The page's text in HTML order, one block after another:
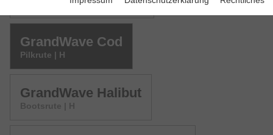
GrandWave Cod
Pilkrute | H
GrandWave Halibut
Bootsrute | H